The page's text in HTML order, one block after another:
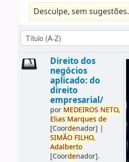
Desculpe, sem sugestões.
Direito dos
negócios
aplicado: do
direito
empresarial/
por MEDEIROS NETO,
Elias Marques de
[Coordenador] |
SIMÃO FILHO,
Adalberto
[Coordenador].